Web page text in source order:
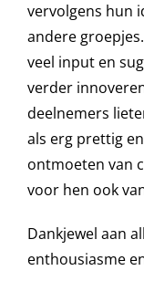
vervolgens hun
andere
veel input en
verder
deelnemers
als erg prettig
ontmoeten van
voor hen ook
Dankjewel aan
enthousiasme